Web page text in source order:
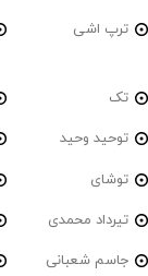
ترپ اشی
تک
توحید وحید
توشای
تیرداد محمدی
جاسم شعبانی